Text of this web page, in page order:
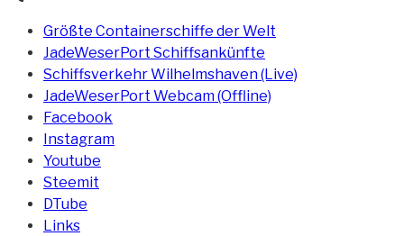
Größte Containerschiffe der Welt
JadeWeserPort Schiffsankünfte
Schiffsverkehr Wilhelmshaven (Live)
JadeWeserPort Webcam (Offline)
Facebook
Instagram
Youtube
Steemit
DTube
Links